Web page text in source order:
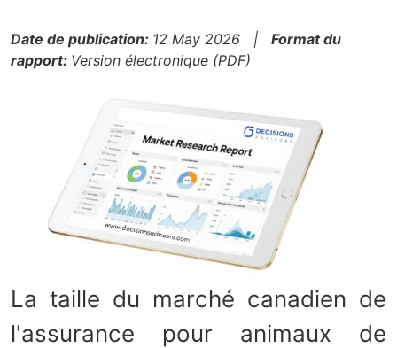
Date de publication: 12 May 2026 | Format du
rapport: Version électronique (PDF)
La taille du marché canadien de
l'assurance pour animaux de